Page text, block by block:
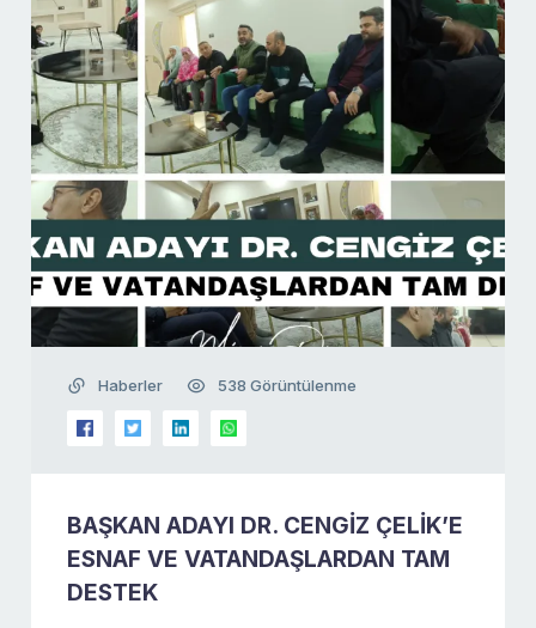
Haberler 538 Görüntülenme
BAŞKAN ADAYI DR. CENGİZ ÇELİK’E
ESNAF VE VATANDAŞLARDAN TAM
DESTEK